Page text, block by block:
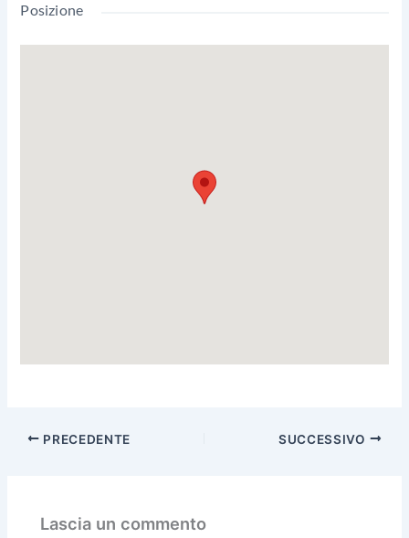
Posizione
PRECEDENTE SUCCESSIVO
Lascia un commento